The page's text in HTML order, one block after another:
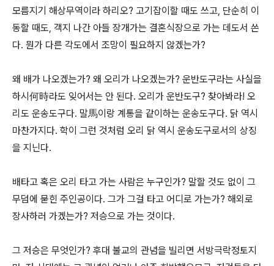
모름지기 해상무역이라 하리오? 고기잡이할 때도 쓰고, 단순히 이
동할 때도, 객지 나간 아들 장개가는 결혼식장으로 가는 데도서 쓴
다. 뭔가 다른 각도에서 조망이 필요하지 않겠는가?
왜 배가 나오겠는가? 왜 오리가 나오겠는가? 운반도구라는 사실을
하시何時라도 잊어서는 안 된다. 오리가 운반도구? 찾아봐라! 오
리도 운송도구다. 말馬이랑 계통을 같이하는 운송도구다. 닭 역시
마찬가지다. 학이 그런 것처럼 오리 닭 역시 운송도구로서의 상징
을 지닌다.
배타고 혹은 오리 타고 가는 사람은 누구인가? 말할 것도 없이 그
무덤에 묻힌 주인공이다. 그가 그걸 타고 어디로 가는가? 해외로
장사하러 가겠는가? 저승으로 가는 것이다.
그 저승은 무엇인가? 후대 불교의 관념을 빌리면 서방극락정토지